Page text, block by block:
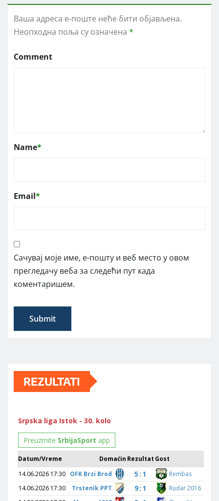
Ваша адреса е-поште неће бити објављена.
Неопходна поља су означена *
Comment
Name*
Email*
Сачувај моје име, е-пошту и веб место у овом
прегледачу веба за следећи пут када
коментаришем.
REZULTATI